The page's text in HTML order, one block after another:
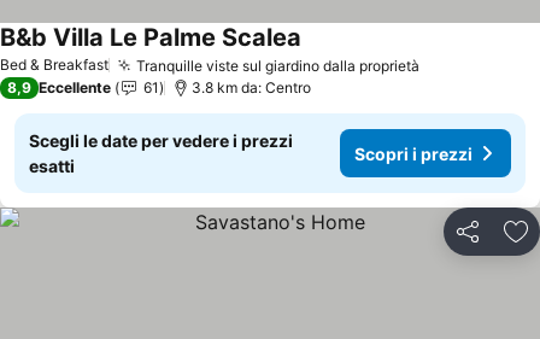
Bed & Breakfast Tranquille viste sul giardino dalla proprietà
B&b Villa Le Palme Scalea
8,9 Eccellente 61 3.8 km da: Centro
Scegli le date per vedere i prezzi
esatti
Scopri i prezzi
Condividi